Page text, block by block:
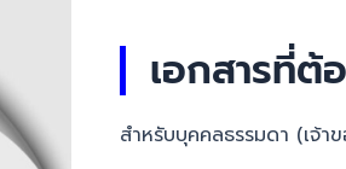
เอกสารที่ต้
สำหรับบุคคลธรรมดา (เจ้า